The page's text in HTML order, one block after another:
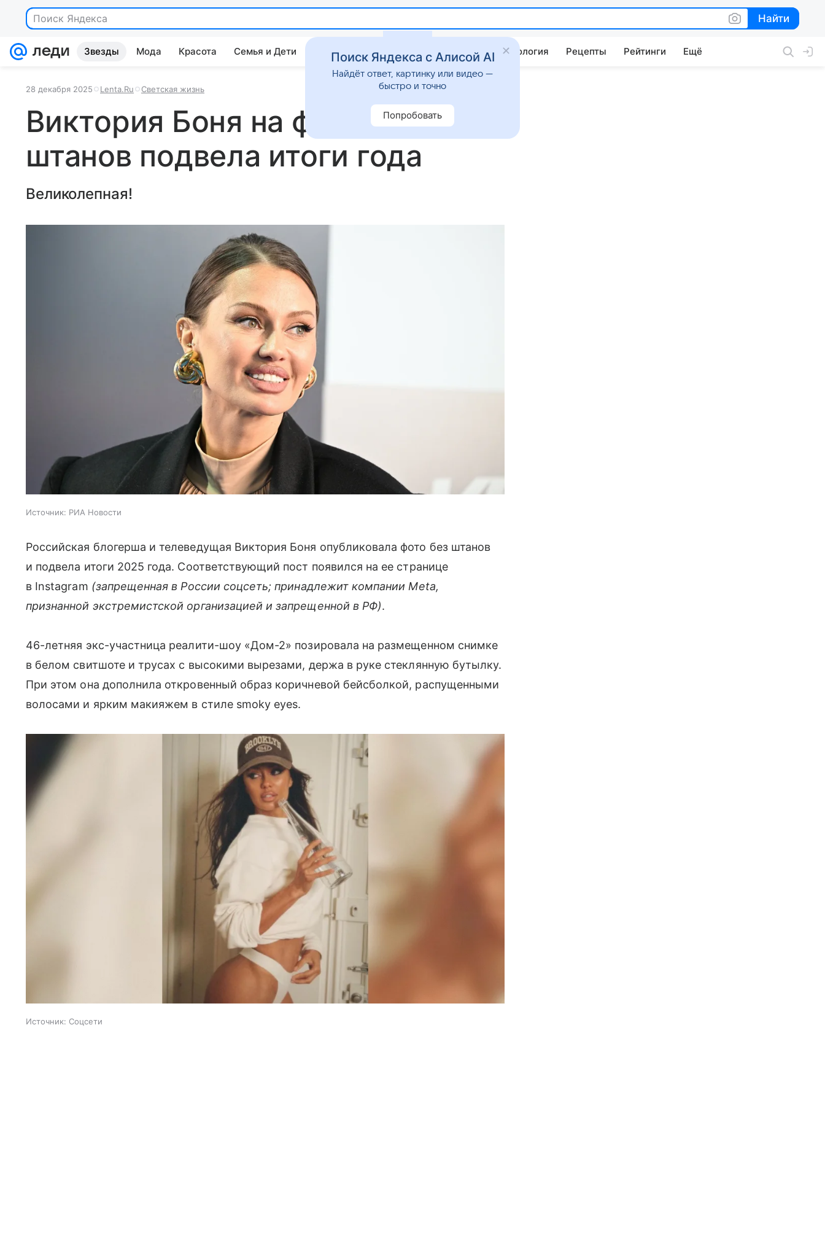
Поиск Яндекса Найти
Найти
Звезды Мода Красота Семья и Дети Дом Гороскопы Стиль жизни Психология Рецепты Рейтинги Ещё
28 декабря 2025 Lenta.Ru Светская жизнь
Виктория Боня на фото без
штанов подвела итоги года
Великолепная!
Источник: РИА Новости
Российская блогерша и телеведущая Виктория Боня опубликовала фото без штанов
и подвела итоги 2025 года. Соответствующий пост появился на ее странице
в Instagram (запрещенная в России соцсеть; принадлежит компании Meta,
признанной экстремистской организацией и запрещенной в РФ).
46-летняя экс-участница реалити-шоу «Дом-2» позировала на размещенном снимке
в белом свитшоте и трусах с высокими вырезами, держа в руке стеклянную бутылку.
При этом она дополнила откровенный образ коричневой бейсболкой, распущенными
волосами и ярким макияжем в стиле smoky eyes.
Источник: Соцсети
Поиск Яндекса с Алисой AI
Найдёт ответ, картинку или видео —
быстро и точно
Попробовать